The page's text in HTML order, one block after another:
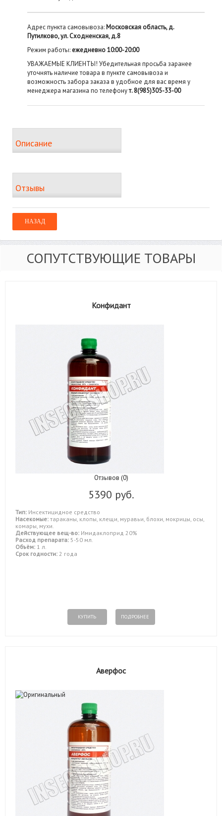
Адрес пункта самовывоза: Московская область, д.
Путилково, ул. Сходненская, д.8
Режим работы: ежедневно 10:00-20:00
УВАЖАЕМЫЕ КЛИЕНТЫ! Убедительная просьба заранее
уточнять наличие товара в пункте самовывоза и
возможность забора заказа в удобное для вас время у
менеджера магазина по телефонут. 8(985)305-33-00
Описание
Отзывы
СОПУТСТВУЮЩИЕ ТОВАРЫ
Конфидант
Отзывов (0)
5390 руб.
Тип: Инсектицидное средство
Насекомые: тараканы, клопы, клещи, муравьи, блохи, мокрицы, осы,
комары, мухи.
Действующее вещ-во: Имидаклоприд 20%
Расход препарата: 5-50 мл.
Объём: 1 л.
Срок годности: 2 года
КУПИТЬ ПОДРОБНЕЕ
Аверфос